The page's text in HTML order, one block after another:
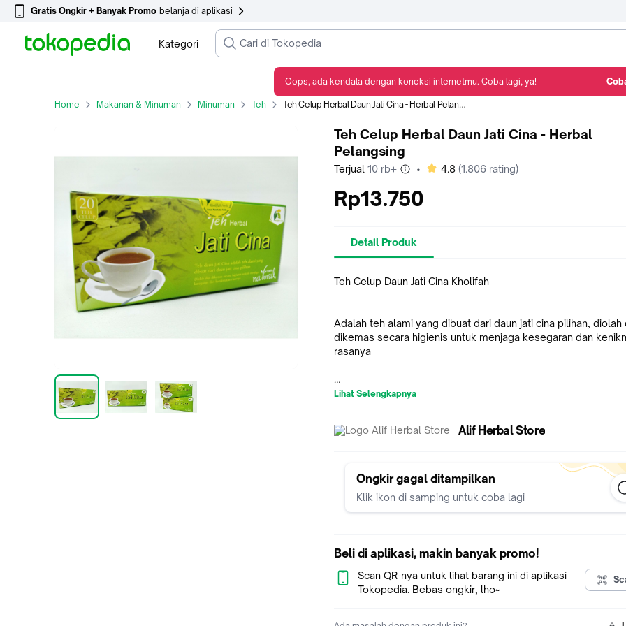
Gratis Ongkir + Banyak Promo belanja di aplikasi
Kategori
Home Makanan & Minuman Minuman Teh Teh Celup Herbal Daun Jati Cina - Herbal Pelangsing
Teh Celup Herbal Daun Jati Cina - Herbal
Pelangsing
Terjual 10 rb+ • bintang
4.8 (1.806 rating)
Rp13.750
Detail Produk
Teh Celup Daun Jati Cina Kholifah
Adalah teh alami yang dibuat dari daun jati cina pilihan, diolah
dikemas secara higienis untuk menjaga kesegaran dan
rasanya
Manfaat Teh Daun Jati Cina :
- Mengecilkan perut sehingga tubuh terasa ringan, peluntur
Komposisi : Daun Jati Cina pilihan 100%
Dinkes P-IRT No. 2103310030685-21
Didistribusikan oleh : Kholifah Herba
Lihat Selengkapnya
Alif Herbal Store
Ongkir gagal ditampilkan
Klik ikon di samping untuk coba lagi
Beli di aplikasi, makin banyak promo!
Scan QR-nya untuk lihat barang ini di aplikasi
Tokopedia. Bebas ongkir, lho~
Oops, ada kendala dengan koneksi internetmu. Coba lagi, ya!